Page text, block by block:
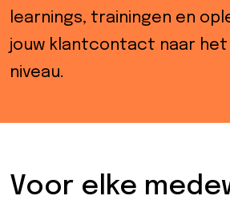
Contact
learnings, trainingen en
jouw klantcontact naar
niveau.
Voor elke